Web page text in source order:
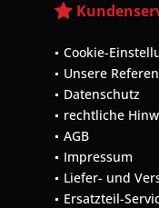
Cookie-
Unsere
Datenschutz
rechtliche
AGB
Impressum
Liefer- und
Ersatzteil-